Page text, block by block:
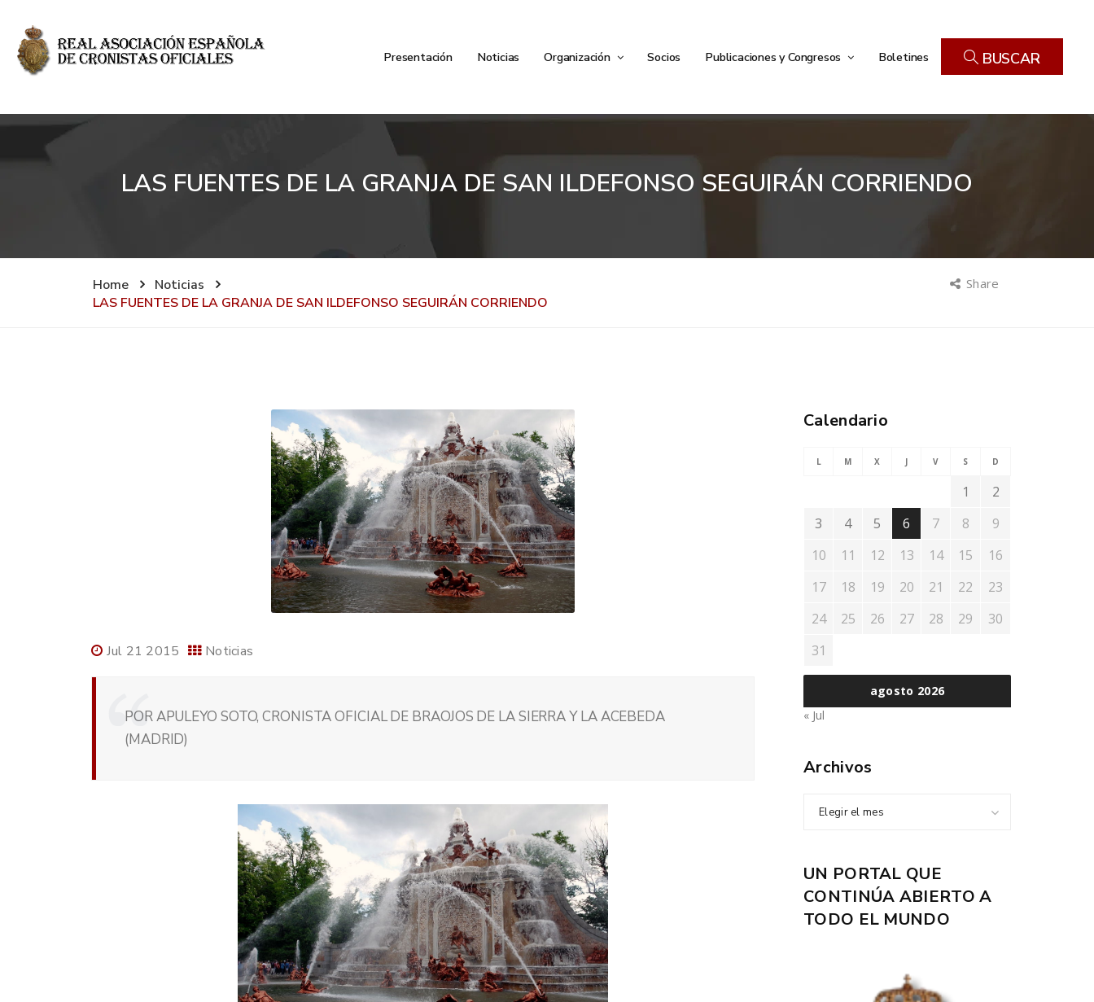
Presentación Noticias Organización Socios Publicaciones y Congresos Boletines BUSCAR
LAS FUENTES DE LA GRANJA DE SAN ILDEFONSO SEGUIRÁN CORRIENDO
Home
Noticias
LAS FUENTES DE LA GRANJA DE SAN ILDEFONSO SEGUIRÁN CORRIENDO
Share
Jul 21 2015 Noticias
POR APULEYO SOTO, CRONISTA OFICIAL DE BRAOJOS DE LA SIERRA Y LA ACEBEDA
(MADRID)
Calendario
agosto 2026
L M X J V S D
1
2
3
4 5 6 7 8
9
10
11 12 13 14 15
16
17
18 19 20 21 22
23
24
25 26 27 28 29
30
31
« Jul
Archivos
Elegir el mes
UN PORTAL QUE
CONTINÚA ABIERTO A
TODO EL MUNDO